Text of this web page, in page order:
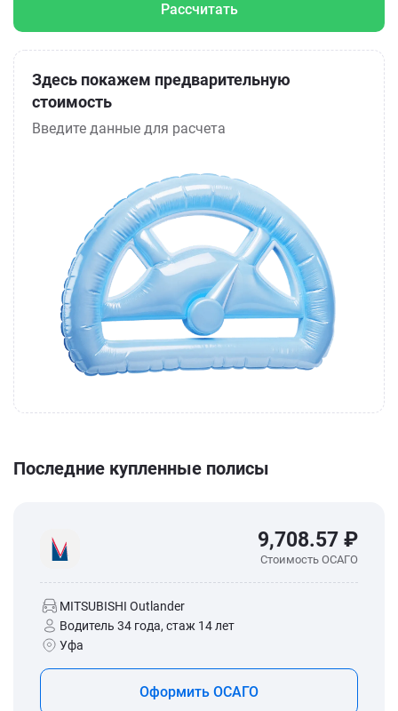
Рассчитать
Здесь покажем предварительную
стоимость
Введите данные для расчета
Последние купленные полисы
9,708.57 ₽
Стоимость ОСАГО
MITSUBISHI Outlander
Водитель 34 года, стаж 14 лет
Уфа
Оформить ОСАГО